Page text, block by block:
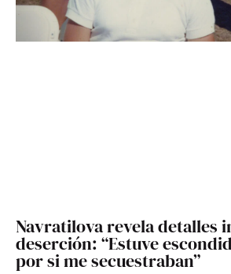
Navratilova revela detalles
deserción: “Estuve
por si me secuestraban”